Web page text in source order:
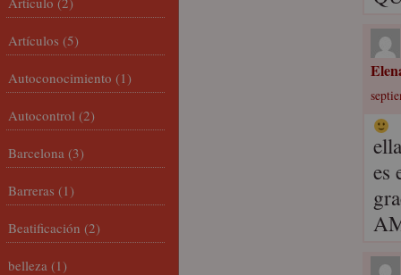
es
Artículos (5)
Autoconocimiento (1)
Autocontrol (2)
Barcelona (3)
Barreras (1)
Beatificación (2)
belleza (1)